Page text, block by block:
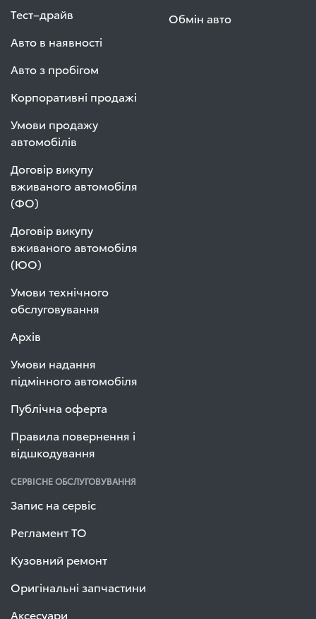
Тест–драйв
Авто в наявності
Авто з пробігом
Корпоративні продажі
Умови продажу
автомобілів
Договір викупу
вживаного автомобіля
(ФО)
Договір викупу
вживаного автомобіля
(ЮО)
Умови технічного
обслуговування
Архів
Умови надання
підмінного автомобіля
Публічна оферта
Правила повернення і
відшкодування
Обмін авто
СЕРВІСНЕ ОБСЛУГОВУВАННЯ
Запис на сервіс
Регламент ТО
Кузовний ремонт
Оригінальні запчастини
Аксесуари